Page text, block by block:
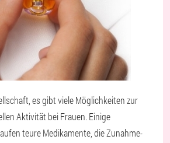
es gibt viele Möglichkeiten zur
Aktivität bei Frauen. Einige
teure Medikamente, die Zunahme-